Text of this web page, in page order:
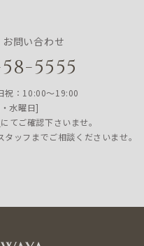
問い合わせ
5555
：10:00〜19:00
水曜日]
にてご確認下さいませ。
ッフまでご相談くださいませ。